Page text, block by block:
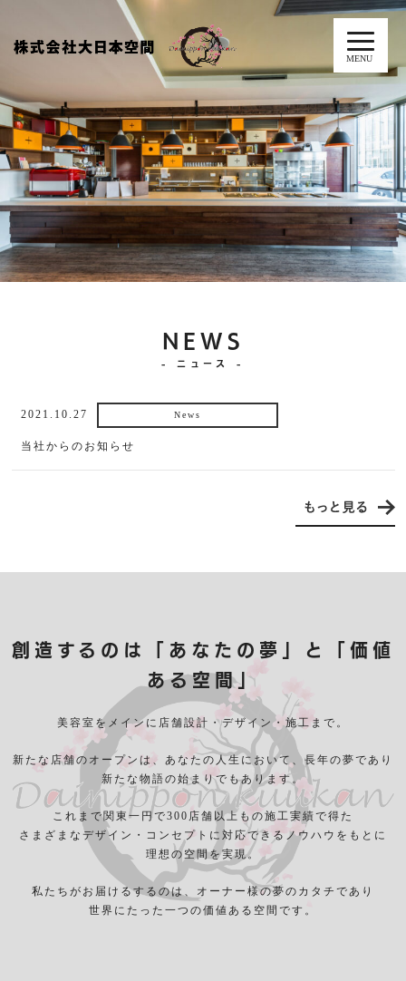
MENU
NEWS
- ニュース -
2021.10.27 News
当社からのお知らせ
創造するのは「あなたの夢」と「価値
ある空間」
美容室をメインに店舗設計・デザイン・施工まで。
新たな店舗のオープンは、あなたの人生において、長年の夢であり
新たな物語の始まりでもあります。
これまで関東一円で300店舗以上もの施工実績で得た
さまざまなデザイン・コンセプトに対応できるノウハウをもとに
理想の空間を実現。
私たちがお届けるするのは、オーナー様の夢のカタチであり
世界にたった一つの価値ある空間です。